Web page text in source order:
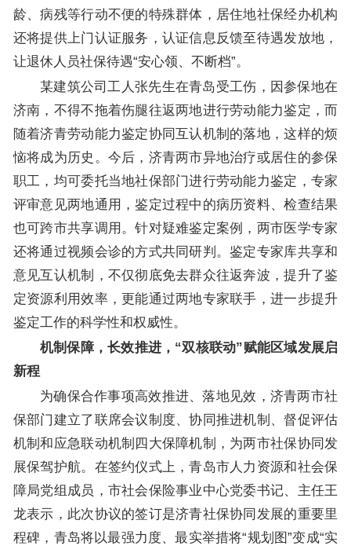
龄、病残等行动不便的特殊群体，居住地社保经办机构
还将提供上门认证服务，认证信息反馈至待遇发放地，
让退休人员社保待遇“安心领、不断档”。
某建筑公司工人张先生在青岛受工伤，因参保地在
济南，不得不拖着伤腿往返两地进行劳动能力鉴定，而
随着济青劳动能力鉴定协同互认机制的落地，这样的烦
恼将成为历史。今后，济青两市异地治疗或居住的参保
职工，均可委托当地社保部门进行劳动能力鉴定，专家
评审意见两地通用，鉴定过程中的病历资料、检查结果
也可跨市共享调用。针对疑难鉴定案例，两市医学专家
还将通过视频会诊的方式共同研判。鉴定专家库共享和
意见互认机制，不仅彻底免去群众往返奔波，提升了鉴
定资源利用效率，更能通过两地专家联手，进一步提升
鉴定工作的科学性和权威性。
机制保障，长效推进，“双核联动”赋能区域发展启
新程
为确保合作事项高效推进、落地见效，济青两市社
保部门建立了联席会议制度、协同推进机制、督促评估
机制和应急联动机制四大保障机制，为两市社保协同发
展保驾护航。在签约仪式上，青岛市人力资源和社会保
障局党组成员，市社会保险事业中心党委书记、主任王
龙表示，此次协议的签订是济青社保协同发展的重要里
程碑，青岛将以最强力度、最实举措将“规划图”变成“实